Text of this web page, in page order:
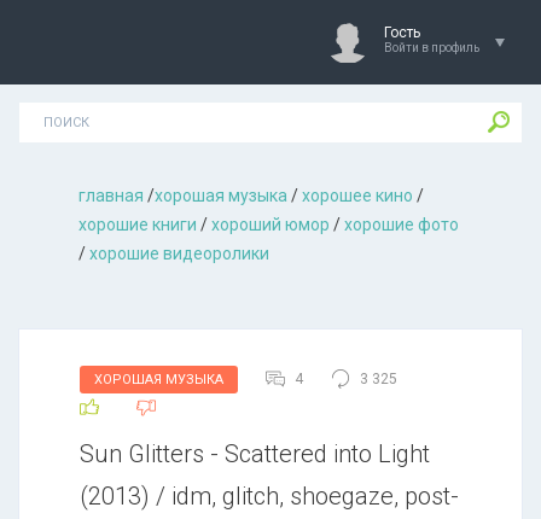
Гость
Войти в профиль
главная /хорошая музыкa /хорошее кино /
хорошие книги /хороший юмор /хорошие фото
/хорошие видеоролики
ХОРОШАЯ МУЗЫКА 4 3 325
Sun Glitters - Scattered into Light
(2013) / idm, glitch, shoegaze, post-